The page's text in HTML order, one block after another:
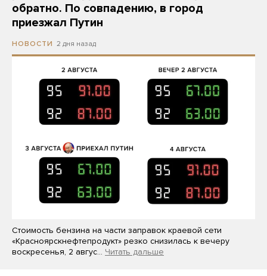
обратно. По совпадению, в город
приезжал Путин
НОВОСТИ 2 дня назад
Стоимость бензина на части заправок краевой сети
«Красноярскнефтепродукт» резко снизилась к вечеру
воскресенья, 2 авгус… Читать дальше